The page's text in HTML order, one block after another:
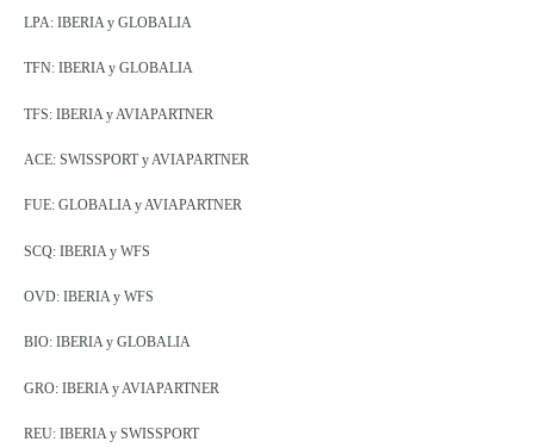
LPA: IBERIA y GLOBALIA
TFN: IBERIA y GLOBALIA
TFS: IBERIA y AVIAPARTNER
ACE: SWISSPORT y AVIAPARTNER
FUE: GLOBALIA y AVIAPARTNER
SCQ: IBERIA y WFS
OVD: IBERIA y WFS
BIO: IBERIA y GLOBALIA
GRO: IBERIA y AVIAPARTNER
REU: IBERIA y SWISSPORT